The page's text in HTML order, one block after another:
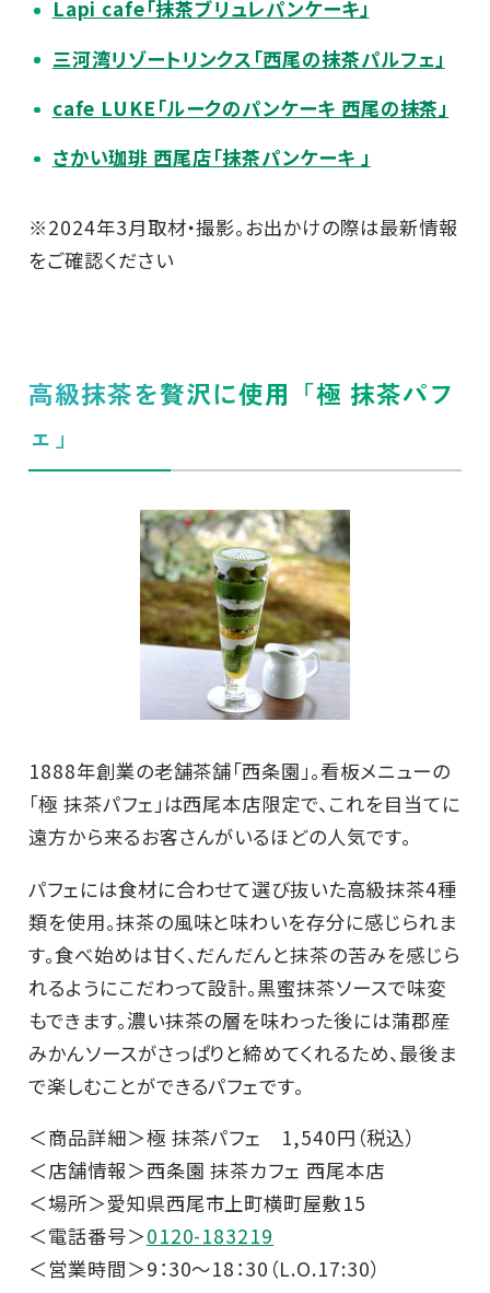
Lapi cafe「抹茶ブリュレパンケーキ」
三河湾リゾートリンクス「西尾の抹茶パルフェ」
cafe LUKE「ルークのパンケーキ 西尾の抹茶」
さかい珈琲 西尾店「抹茶パンケーキ 」
※2024年3月取材・撮影。お出かけの際は最新情報
をご確認ください
高級抹茶を贅沢に使用「極 抹茶パフ
ェ」
1888年創業の老舗茶舗「西条園」。看板メニューの
「極 抹茶パフェ」は西尾本店限定で、これを目当てに
遠方から来るお客さんがいるほどの人気です。
パフェには食材に合わせて選び抜いた高級抹茶4種
類を使用。抹茶の風味と味わいを存分に感じられま
す。食べ始めは甘く、だんだんと抹茶の苦みを感じら
れるようにこだわって設計。黒蜜抹茶ソースで味変
もできます。濃い抹茶の層を味わった後には蒲郡産
みかんソースがさっぱりと締めてくれるため、最後ま
で楽しむことができるパフェです。
＜商品詳細＞極 抹茶パフェ 1,540円（税込）
＜店舗情報＞西条園 抹茶カフェ 西尾本店
＜場所＞愛知県西尾市上町横町屋敷15
＜電話番号＞0120-183219
＜営業時間＞9：30～18：30（L.O.17:30）